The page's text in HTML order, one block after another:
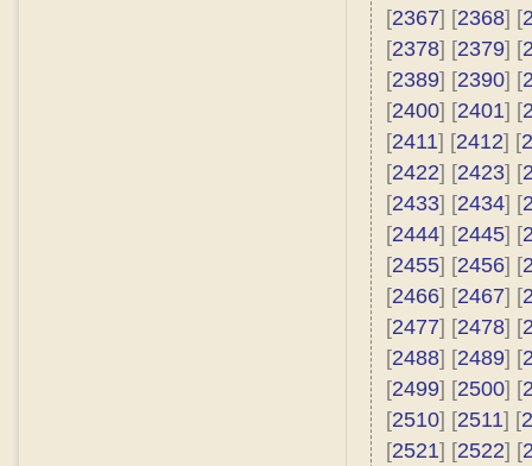
[2367] [2368] [
[2378] [2379] [
[2389] [2390] [
[2400] [2401] [
[2411] [2412] [
[2422] [2423] [
[2433] [2434] [
[2444] [2445] [
[2455] [2456] [
[2466] [2467] [
[2477] [2478] [
[2488] [2489] [
[2499] [2500] [
[2510] [2511] [
[2521] [2522] [